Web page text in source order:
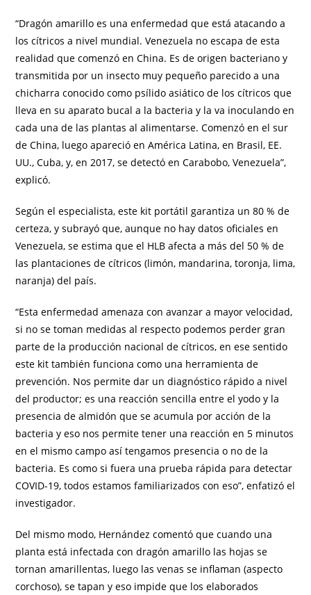
“Dragón amarillo es una enfermedad que está atacando a
los cítricos a nivel mundial. Venezuela no escapa de esta
realidad que comenzó en China. Es de origen bacteriano y
transmitida por un insecto muy pequeño parecido a una
chicharra conocido como psílido asiático de los cítricos que
lleva en su aparato bucal a la bacteria y la va inoculando en
cada una de las plantas al alimentarse. Comenzó en el sur
de China, luego apareció en América Latina, en Brasil, EE.
UU., Cuba, y, en 2017, se detectó en Carabobo, Venezuela”,
explicó.
Según el especialista, este kit portátil garantiza un 80 % de
certeza, y subrayó que, aunque no hay datos oﬁciales en
Venezuela, se estima que el HLB afecta a más del 50 % de
las plantaciones de cítricos (limón, mandarina, toronja, lima,
naranja) del país.
“Esta enfermedad amenaza con avanzar a mayor velocidad,
si no se toman medidas al respecto podemos perder gran
parte de la producción nacional de cítricos, en ese sentido
este kit también funciona como una herramienta de
prevención. Nos permite dar un diagnóstico rápido a nivel
del productor; es una reacción sencilla entre el yodo y la
presencia de almidón que se acumula por acción de la
bacteria y eso nos permite tener una reacción en 5 minutos
en el mismo campo así tengamos presencia o no de la
bacteria. Es como si fuera una prueba rápida para detectar
COVID-19, todos estamos familiarizados con eso”, enfatizó el
investigador.
Del mismo modo, Hernández comentó que cuando una
planta está infectada con dragón amarillo las hojas se
tornan amarillentas, luego las venas se inflaman (aspecto
corchoso), se tapan y eso impide que los elaborados